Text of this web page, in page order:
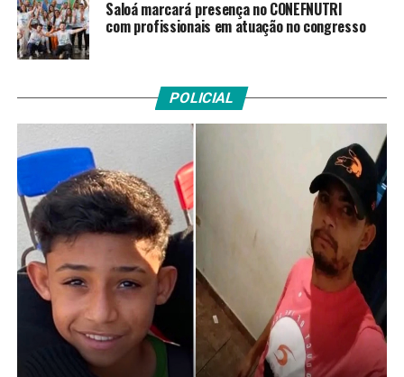
Saloá marcará presença no CONEFNUTRI
com profissionais em atuação no congresso
POLICIAL